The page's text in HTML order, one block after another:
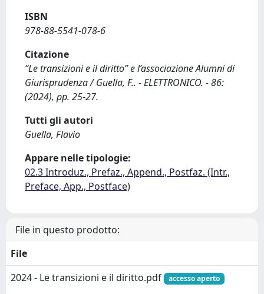
ISBN
978-88-5541-078-6
Citazione
“Le transizioni e il diritto” e l’associazione Alumni di
Giurisprudenza / Guella, F.. - ELETTRONICO. - 86:
(2024), pp. 25-27.
Tutti gli autori
Guella, Flavio
Appare nelle tipologie:
02.3 Introduz., Prefaz., Append., Postfaz. (Intr.,
Preface, App., Postface)
File in questo prodotto:
File
2024 - Le transizioni e il diritto.pdf
accesso aperto